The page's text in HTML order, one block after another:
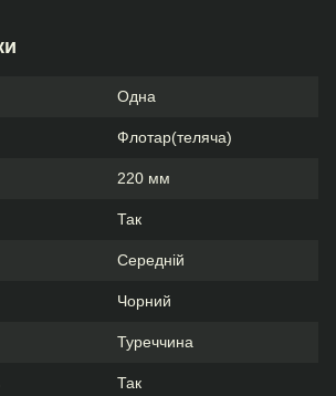
Одна
Флотар(теляча)
220 мм
Так
Середній
Чорний
Туреччина
Так